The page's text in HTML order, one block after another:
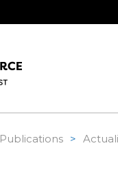
Publications